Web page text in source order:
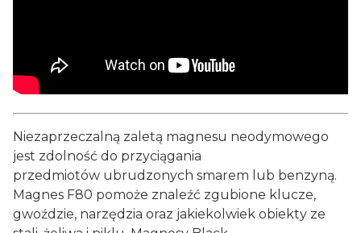
Niezaprzeczalną zaletą magnesu neodymowego
jest zdolność do przyciągania
przedmiotów ubrudzonych smarem lub benzyną.
Magnes F80 pomoże znaleźć zgubione klucze,
gwoździe, narzędzia oraz jakiekolwiek obiekty ze